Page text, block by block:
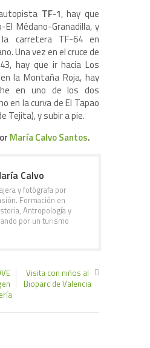
TF-1, hay que
El Médano-Granadilla, y
carretera TF-64 en
Una vez en el cruce de
hay que ir hacia Los
la Montaña Roja, hay
en uno de los dos
en la curva de El Tapao
Tejita), y subir a pie.
María Calvo Santos.
Calvo
y fotógrafa por
Formación en
Antropología y
por un turismo
Visita con niños al
Bioparc de Valencia